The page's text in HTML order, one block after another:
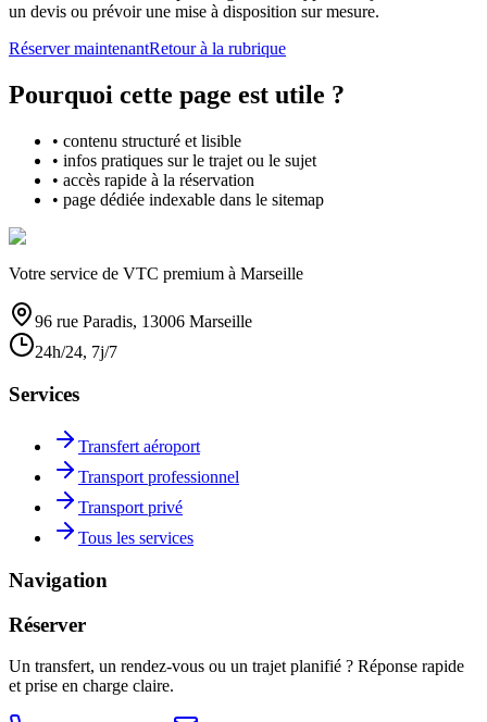
un devis ou prévoir une mise à disposition sur mesure.
Réserver maintenantRetour à la rubrique
Pourquoi cette page est utile ?
• contenu structuré et lisible
• infos pratiques sur le trajet ou le sujet
• accès rapide à la réservation
• page dédiée indexable dans le sitemap
Votre service de VTC premium à Marseille
96 rue Paradis, 13006 Marseille
24h/24, 7j/7
Services
Transfert aéroport
Transport professionnel
Transport privé
Tous les services
Navigation
Réserver
Un transfert, un rendez-vous ou un trajet planifié ? Réponse rapide
et prise en charge claire.